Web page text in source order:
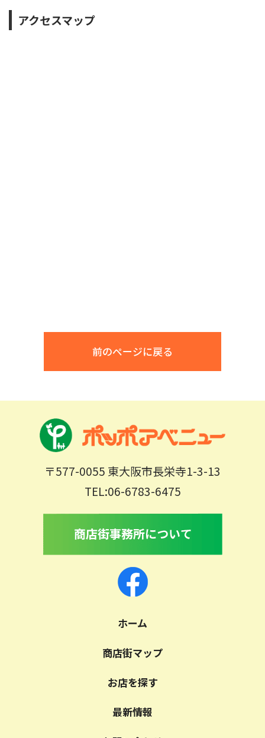
アクセスマップ
前のページに戻る
〒577-0055 東大阪市長栄寺1-3-13
TEL:06-6783-6475
ホーム
商店街マップ
お店を探す
最新情報